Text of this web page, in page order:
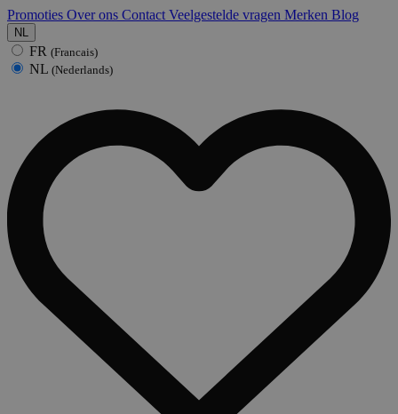
Promoties Over ons Contact Veelgestelde vragen Merken Blog
NL
FR (Francais)
NL (Nederlands)